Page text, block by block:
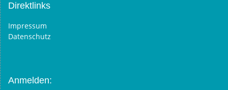
Direktlinks
Impressum
Datenschutz
Anmelden: